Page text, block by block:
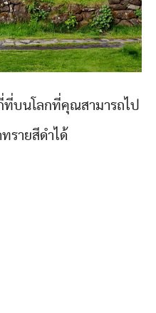
ที่บนโลกที่คุณสามารถไป
รายสีดำได้